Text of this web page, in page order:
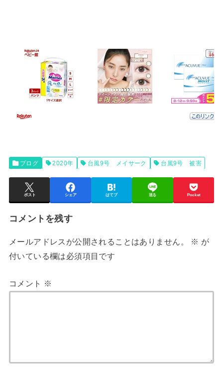
ブログ 2020年 台風9号 メイサーク 台風9号 被害
ポスト シェア はてブ 送る Pocket
コメントを残す
メールアドレスが公開されることはありません。 ※ が
付いている欄は必須項目です
コメント ※